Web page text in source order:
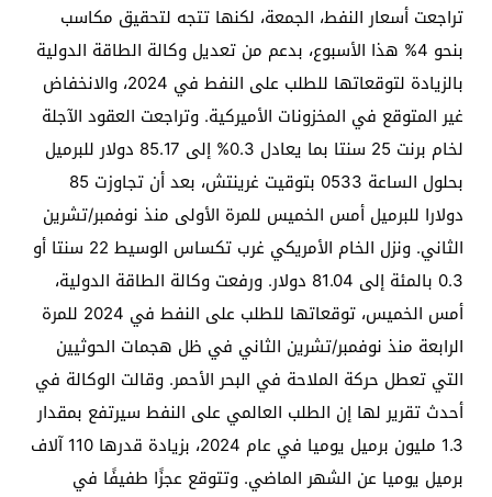
تراجعت أسعار النفط، الجمعة، لكنها تتجه لتحقيق مكاسب
بنحو 4% هذا الأسبوع، بدعم من تعديل وكالة الطاقة الدولية
بالزيادة لتوقعاتها للطلب على النفط في 2024، والانخفاض
غير المتوقع في المخزونات الأميركية. وتراجعت العقود الآجلة
لخام برنت 25 سنتا بما يعادل 0.3% إلى 85.17 دولار للبرميل
بحلول الساعة 0533 بتوقيت غرينتش، بعد أن تجاوزت 85
دولارا للبرميل أمس الخميس للمرة الأولى منذ نوفمبر/تشرين
الثاني. ونزل الخام الأمريكي غرب تكساس الوسيط 22 سنتا أو
0.3 بالمئة إلى 81.04 دولار. ورفعت وكالة الطاقة الدولية،
أمس الخميس، توقعاتها للطلب على النفط في 2024 للمرة
الرابعة منذ نوفمبر/تشرين الثاني في ظل هجمات الحوثيين
التي تعطل حركة الملاحة في البحر الأحمر. وقالت الوكالة في
أحدث تقرير لها إن الطلب العالمي على النفط سيرتفع بمقدار
1.3 مليون برميل يوميا في عام 2024، بزيادة قدرها 110 آلاف
برميل يوميا عن الشهر الماضي. وتتوقع عجزًا طفيفًا في